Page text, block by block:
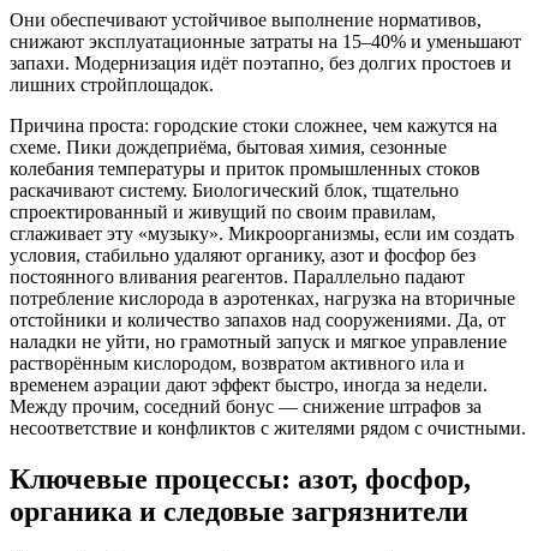
Они обеспечивают устойчивое выполнение нормативов,
снижают эксплуатационные затраты на 15–40% и уменьшают
запахи. Модернизация идёт поэтапно, без долгих простоев и
лишних стройплощадок.
Причина проста: городские стоки сложнее, чем кажутся на
схеме. Пики дождеприёма, бытовая химия, сезонные
колебания температуры и приток промышленных стоков
раскачивают систему. Биологический блок, тщательно
спроектированный и живущий по своим правилам,
сглаживает эту «музыку». Микроорганизмы, если им создать
условия, стабильно удаляют органику, азот и фосфор без
постоянного вливания реагентов. Параллельно падают
потребление кислорода в аэротенках, нагрузка на вторичные
отстойники и количество запахов над сооружениями. Да, от
наладки не уйти, но грамотный запуск и мягкое управление
растворённым кислородом, возвратом активного ила и
временем аэрации дают эффект быстро, иногда за недели.
Между прочим, соседний бонус — снижение штрафов за
несоответствие и конфликтов с жителями рядом с очистными.
Ключевые процессы: азот, фосфор,
органика и следовые загрязнители